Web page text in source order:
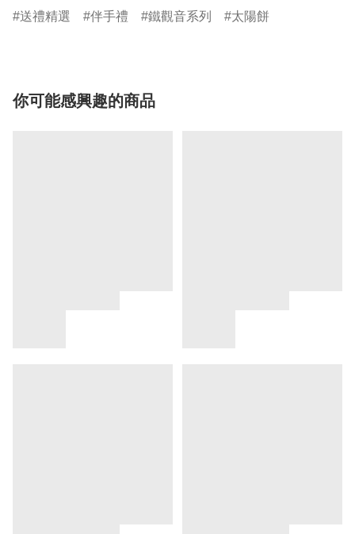
送禮精選 伴手禮 鐵觀音系列 太陽餅
你可能感興趣的商品